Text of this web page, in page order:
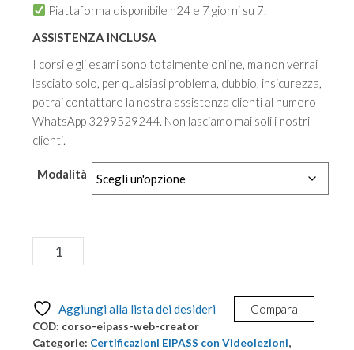
Piattaforma disponibile h24 e 7 giorni su 7.
ASSISTENZA INCLUSA
I corsi e gli esami sono totalmente online, ma non verrai
lasciato solo, per qualsiasi problema, dubbio, insicurezza,
potrai contattare la nostra assistenza clienti al numero
WhatsApp 3299529244. Non lasciamo mai soli i nostri
clienti.
Modalità
Corso
e
informatica
EIPASS
WEB
Aggiungi alla lista dei desideri Compara
COD: corso-eipass-web-creator
Categorie: Certificazioni EIPASS con Videolezioni,